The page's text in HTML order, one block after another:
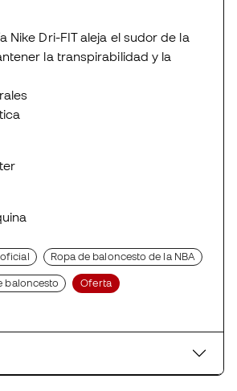
Nike Dri-FIT aleja el sudor de la
la transpirabilidad y la
Ropa de baloncesto de la NBA
baloncesto Oferta